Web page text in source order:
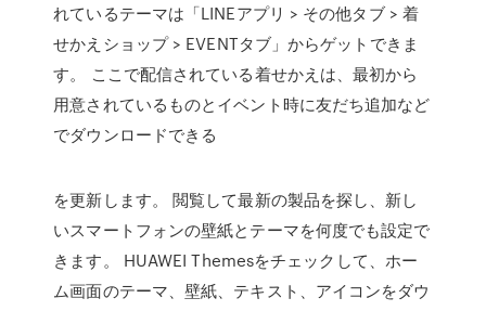
れているテーマは「LINEアプリ > その他タブ > 着
せかえショップ > EVENTタブ」からゲットできま
す。 ここで配信されている着せかえは、最初から
用意されているものとイベント時に友だち追加など
でダウンロードできる
を更新します。 閲覧して最新の製品を探し、新し
いスマートフォンの壁紙とテーマを何度でも設定で
きます。 HUAWEI Themesをチェックして、ホー
ム画面のテーマ、壁紙、テキスト、アイコンをダウ